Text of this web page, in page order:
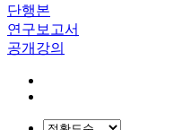
단행본
연구보고서
공개강의